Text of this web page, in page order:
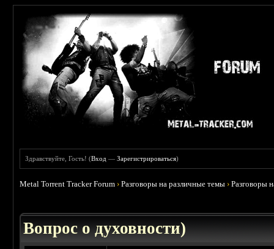
Здравствуйте, Гость! (Вход —Зарегистрироваться)
Metal Torrent Tracker Forum ›Разговоры на различные темы ›Разговоры
Вопрос о духовности)